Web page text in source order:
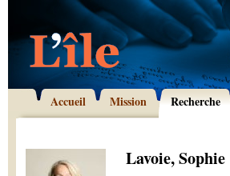
Accueil Mission Recherche
Lavoie, Sophie